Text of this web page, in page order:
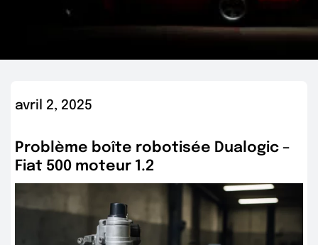
avril 2, 2025
Problème boîte robotisée Dualogic –
Fiat 500 moteur 1.2